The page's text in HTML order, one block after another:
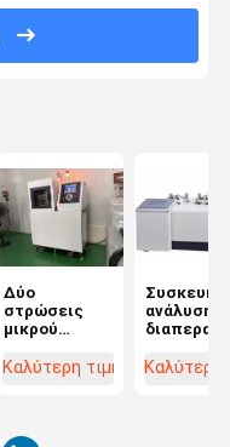
Δύο
στρώσεις
μικρού
βουλκανιστή
Καλύτερη τιμή
Συσκευή
ανάλυσης
Καλύτερη